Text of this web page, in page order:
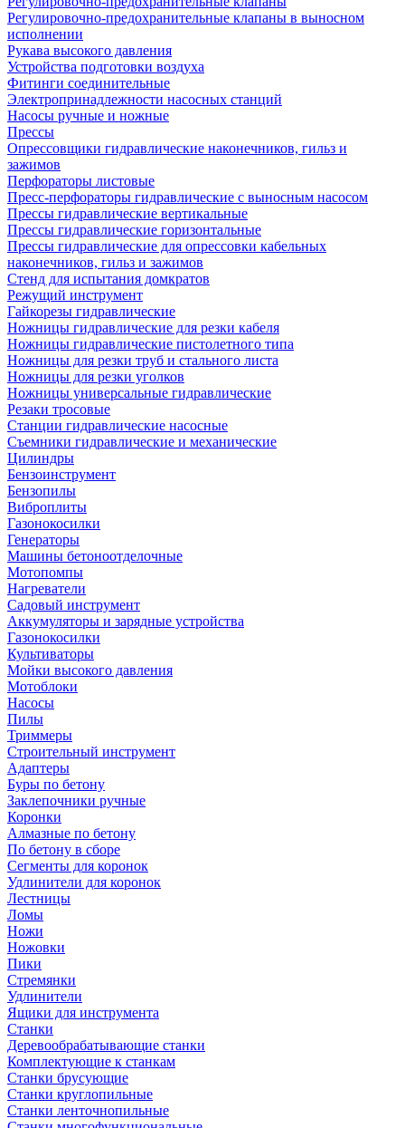
Регулировочно-предохранительные клапаны в выносном
исполнении
Рукава высокого давления
Устройства подготовки воздуха
Фитинги соединительные
Электропринадлежности насосных станций
Насосы ручные и ножные
Прессы
Опрессовщики гидравлические наконечников, гильз и
зажимов
Перфораторы листовые
Пресс-перфораторы гидравлические с выносным насосом
Прессы гидравлические вертикальные
Прессы гидравлические горизонтальные
Прессы гидравлические для опрессовки кабельных
наконечников, гильз и зажимов
Стенд для испытания домкратов
Режущий инструмент
Гайкорезы гидравлические
Ножницы гидравлические для резки кабеля
Ножницы гидравлические пистолетного типа
Ножницы для резки труб и стального листа
Ножницы для резки уголков
Ножницы универсальные гидравлические
Резаки тросовые
Станции гидравлические насосные
Съемники гидравлические и механические
Цилиндры
Бензоинструмент
Бензопилы
Виброплиты
Газонокосилки
Генераторы
Машины бетоноотделочные
Мотопомпы
Нагреватели
Садовый инструмент
Аккумуляторы и зарядные устройства
Газонокосилки
Культиваторы
Мойки высокого давления
Мотоблоки
Насосы
Пилы
Триммеры
Строительный инструмент
Адаптеры
Буры по бетону
Заклепочники ручные
Коронки
Алмазные по бетону
По бетону в сборе
Сегменты для коронок
Удлинители для коронок
Лестницы
Ломы
Ножи
Ножовки
Пики
Стремянки
Удлинители
Ящики для инструмента
Станки
Деревообрабатывающие станки
Комплектующие к станкам
Станки брусующие
Станки круглопильные
Станки ленточнопильные